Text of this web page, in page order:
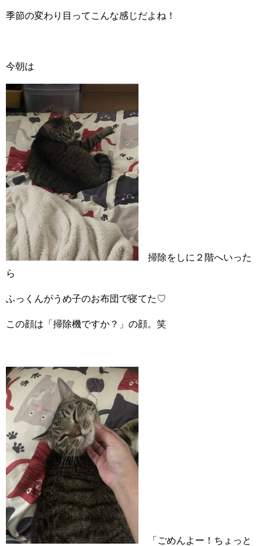
季節の変わり目ってこんな感じだよね！
今朝は
掃除をしに２階へいった
ら
ふっくんがうめ子のお布団で寝てた♡
この顔は「掃除機ですか？」の顔。笑
「ごめんよー！ちょっと